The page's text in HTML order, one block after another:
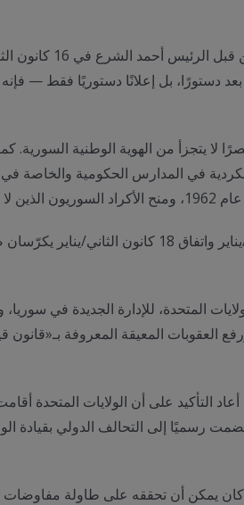
إضافةً إلى ذلك، يُعدّ
دستورًا، بل إعلانًا دستوريًا فقط —
لا يتجزأ من الهوية الوطنية السورية.
في المدارس الحكومية والخاصة في
ولا شكّ أن هذه الخطوات تمثّل تقدمًا مهمًا. وباختصار، فإن
المتحدة، للإدارة الجديدة في
العقوبات المعيقة المعروفة
التأكيد على أن الولايات المتحدة
إلى التحالف الدولي بقيادة
يمكن أن تحققه على طاولة مفاوضات